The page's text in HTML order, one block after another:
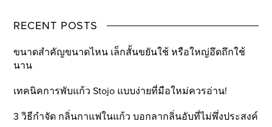
RECENT POSTS
ขนาดสำคัญขนาดไหน เล็กสั้นขยันใช้ หรือใหญ่อึดถึกใช้
นาน
เทคนิคการพับแก้ว Stojo แบบง่ายที่มือใหม่ควรอ่าน!
3 วิธีกำจัด กลิ่นกาแฟในแก้ว บอกลากลิ่นอับที่ไม่พึ่งประสงค์